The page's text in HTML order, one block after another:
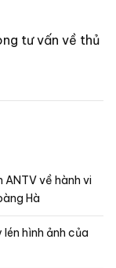
tư vấn về thủ
ANTV về hành vi
Hà
hình ảnh của